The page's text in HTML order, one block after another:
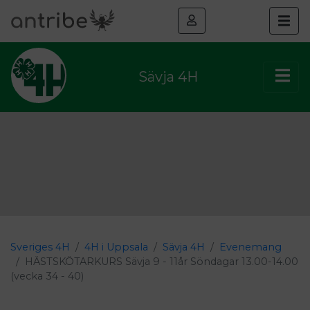
Sävja 4H
Sveriges 4H 4H i Uppsala Sävja 4H
Evenemang
HÄSTSKÖTARKURS Sävja 9 - 11år Söndagar 13.00-14.00
(vecka 34 - 40)